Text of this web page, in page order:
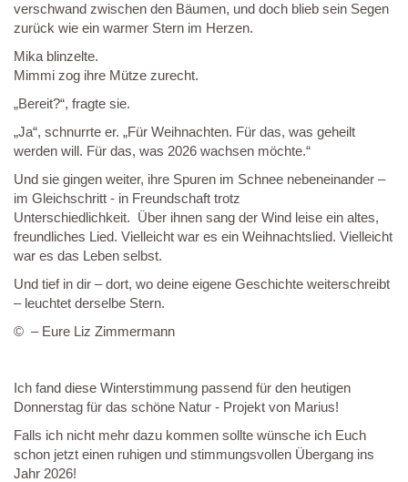
verschwand zwischen den Bäumen, und doch blieb sein Segen
zurück wie ein warmer Stern im Herzen.
Mika blinzelte.
Mimmi zog ihre Mütze zurecht.
„Bereit?“, fragte sie.
„Ja“, schnurrte er. „Für Weihnachten. Für das, was geheilt
werden will. Für das, was 2026 wachsen möchte.“
Und sie gingen weiter, ihre Spuren im Schnee nebeneinander –
im Gleichschritt - in Freundschaft trotz
Unterschiedlichkeit. Über ihnen sang der Wind leise ein altes,
freundliches Lied. Vielleicht war es ein Weihnachtslied. Vielleicht
war es das Leben selbst.
Und tief in dir – dort, wo deine eigene Geschichte weiterschreibt
– leuchtet derselbe Stern.
© – Eure Liz Zimmermann
Ich fand diese Winterstimmung passend für den heutigen
Donnerstag für das schöne Natur - Projekt von Marius!
Falls ich nicht mehr dazu kommen sollte wünsche ich Euch
schon jetzt einen ruhigen und stimmungsvollen Übergang ins
Jahr 2026!